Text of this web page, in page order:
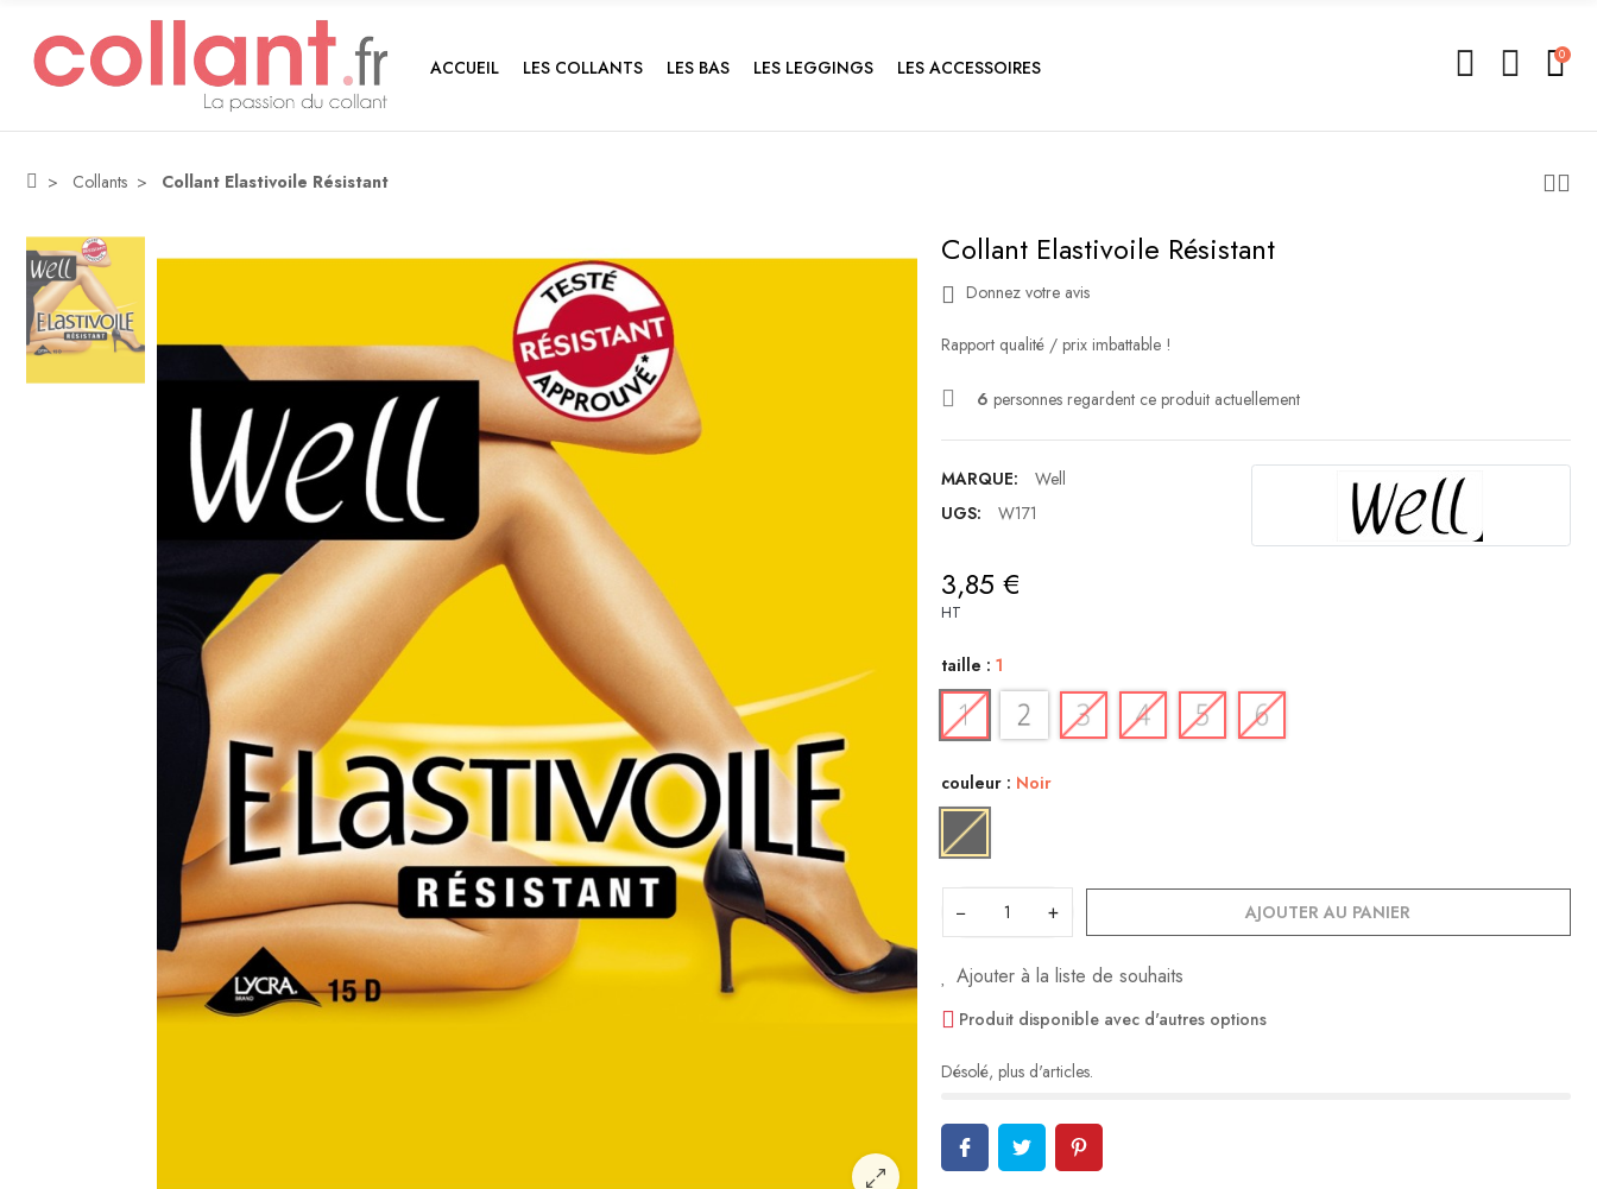
ACCUEIL LES COLLANTS LES BAS LES LEGGINGS LES ACCESSOIRES
0
Collants Collant Elastivoile Résistant
Collant Elastivoile Résistant
Donnez votre avis
Rapport qualité / prix imbattable !
6 personnes regardent ce produit actuellement
MARQUE:
Well
UGS:
W171
3,85 €
HT
taille : 1
couleur : Noir
− + AJOUTER AU PANIER
Ajouter à la liste de souhaits
Produit disponible avec d'autres options
Désolé, plus d'articles.